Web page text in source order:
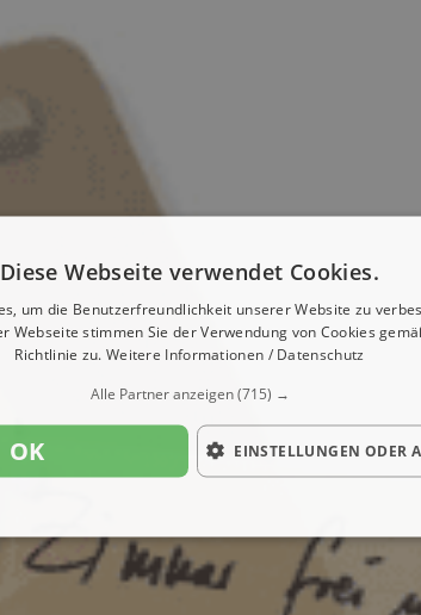
Diese Webseite verwendet Cookies.
um die Benutzerfreundlichkeit unserer Website zu
Webseite stimmen Sie der Verwendung von Cookies
Richtlinie zu. Weitere Informationen / Datenschutz
Alle Partner anzeigen(715) →
OK EINSTELLUNGEN ODER